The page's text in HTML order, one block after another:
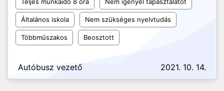
Általános iskola Nem szükséges nyelvtudás
Többműszakos Beosztott
Autóbusz vezető 2021. 10. 14.